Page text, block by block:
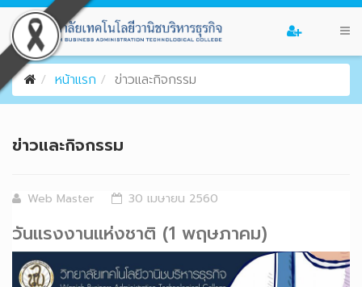
หน้าแรก ข่าวและกิจกรรม
ข่าวและกิจกรรม
Web Master 30 เมษายน 2560
วันแรงงานแห่งชาติ (1 พฤษภาคม)